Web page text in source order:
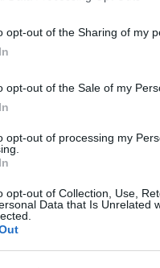
opt-out of the Sharing of my
opt-out of the Sale of my
opt-out of processing my
opt-out of Collection, Use,
Data that Is Unrelated